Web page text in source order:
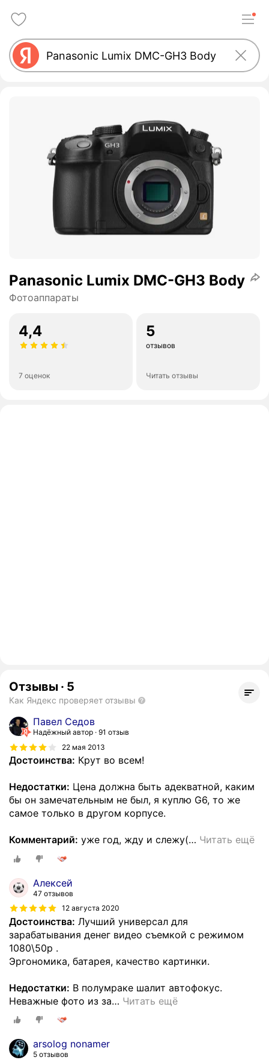
Panasonic Lumix DMC-GH3 Body
Фотоаппараты
4,4
7 оценок
5
отзывов
Читать отзывы
Отзывы · 5
Как Яндекс проверяет отзывы
Павел Седов
Надёжный автор 91 отзыв
22 мая 2013
Достоинства: Крут во всем!
Недостатки: Цена должна быть адекватной, каким
бы он замечательным не был, я куплю G6, то же
самое только в другом корпусе.
Комментарий: уже год, жду и слежу(… Читать ещё
Алексей
47 отзывов
12 августа 2020
Достоинства: Лучший универсал для
зарабатывания денег видео съемкой с режимом
1080\50р .
Эргономика, батарея, качество картинки.
Недостатки: В полумраке шалит автофокус.
Неважные фото из за… Читать ещё
arsolog nonamer
5 отзывов